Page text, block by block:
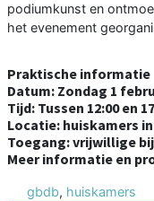
podiumkunst en
het evenement
Praktische informatie
Datum: Zondag 1
Tijd: Tussen 12:00 en
Locatie: huiskamers
Toegang: vrijwillige
Meer informatie en
gbdb, huiskamers